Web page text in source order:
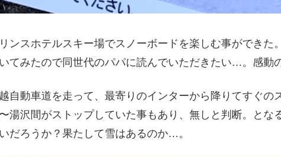
ンスホテルスキー場でスノーボードを楽しむ事ができ
てみたので同世代のパパに読んでいただきたい…。感動
自動車道を走って、最寄りのインターから降りてすぐ
湯沢間がストップしていた事もあり、無しと判断。とな
だろうか？果たして雪はあるのか…。